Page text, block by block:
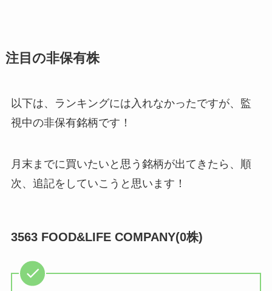
注目の非保有株
以下は、ランキングには入れなかったですが、監
視中の非保有銘柄です！
月末までに買いたいと思う銘柄が出てきたら、順
次、追記をしていこうと思います！
3563 FOOD&LIFE COMPANY(0株)